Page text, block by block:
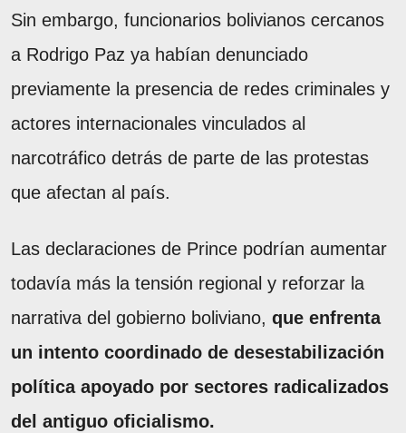
Sin embargo, funcionarios bolivianos cercanos
a Rodrigo Paz ya habían denunciado
previamente la presencia de redes criminales y
actores internacionales vinculados al
narcotráfico detrás de parte de las protestas
que afectan al país.
Las declaraciones de Prince podrían aumentar
todavía más la tensión regional y reforzar la
narrativa del gobierno boliviano, que enfrenta
un intento coordinado de desestabilización
política apoyado por sectores radicalizados
del antiguo oficialismo.